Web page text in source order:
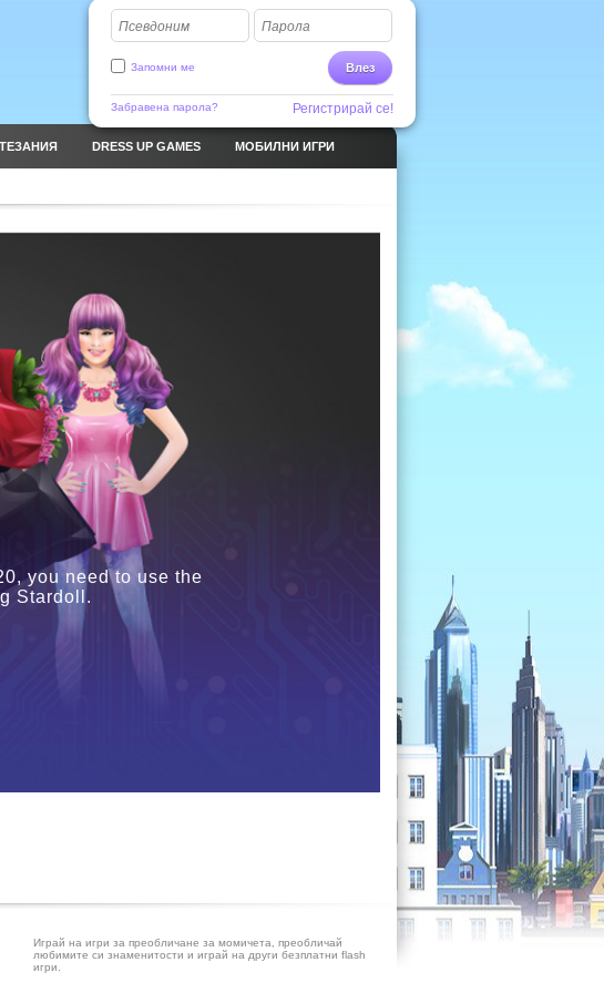
Псевдоним Парола
Влез
Запомни ме
Забравена парола? Регистрирай се!
DRESS UP GAMES МОБИЛНИ ИГРИ
you need to use the
Stardoll.
Играй на игри за преобличане за момичета, преобличай
любимите си знаменитости и играй на други безплатни flash
игри.